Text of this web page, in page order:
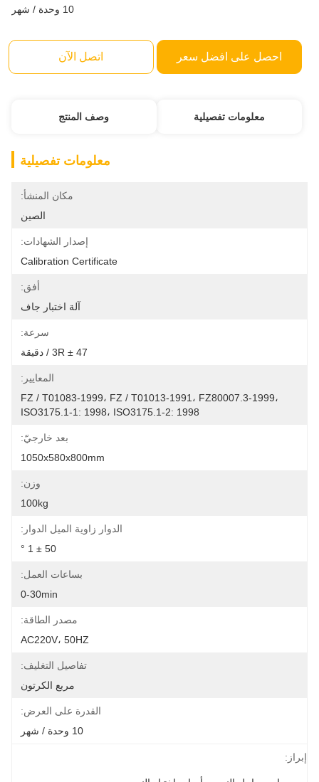
10 وحدة / شهر
احصل على افضل سعر اتصل الآن
معلومات تفصيلية وصف المنتج
معلومات تفصيلية
مكان المنشأ:
الصين
إصدار الشهادات:
Calibration Certificate
أفق:
آلة اختبار جاف
سرعة:
47 ± 3R / دقيقة
المعايير:
FZ / T01083-1999، FZ / T01013-1991، FZ80007.3-1999،
ISO3175.1-1: 1998، ISO3175.1-2: 1998
بعد خارجيّ:
1050x580x800mm
وزن:
100kg
الدوار زاوية الميل الدوار:
50 ± 1 °
بساعات العمل:
0-30min
مصدر الطاقة:
AC220V، 50HZ
تفاصيل التغليف:
مربع الكرتون
القدرة على العرض:
10 وحدة / شهر
إبراز: